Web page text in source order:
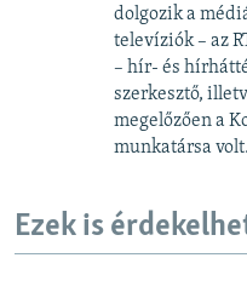
dolgozik a
televíziók – az
– hír- és
szerkesztő,
megelőzően a
munkatársa volt.
Ezek is